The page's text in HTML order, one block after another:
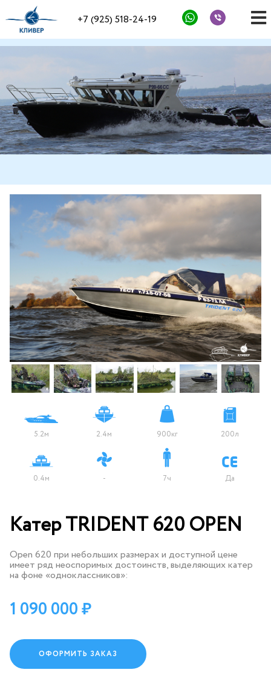
+7 (925) 518-24-19
5.2м 2.4м 900кг 200л
0.4м - 7ч Да
Катер TRIDENT 620 OPEN
Open 620 при небольших размерах и доступной цене
имеет ряд неоспоримых достоинств, выделяющих катер
на фоне «одноклассников»:
1 090 000
ОФОРМИТЬ ЗАКАЗ